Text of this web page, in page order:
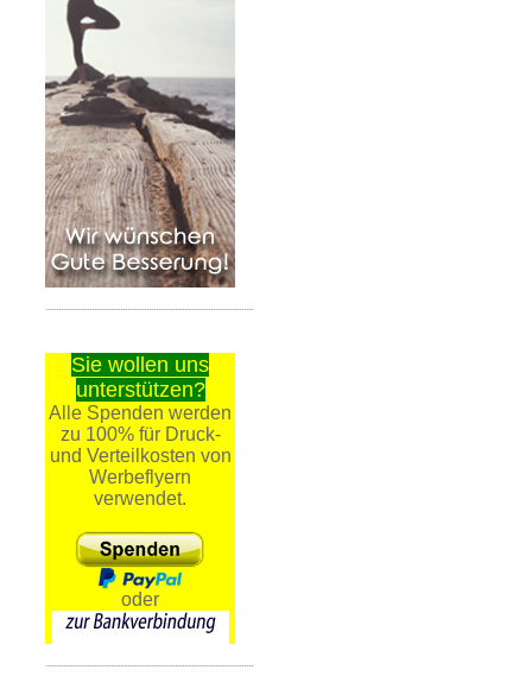
Sie wollen uns
unterstützen?
Alle Spenden werden
zu 100% für Druck-
und Verteilkosten von
Werbeflyern
verwendet.
oder